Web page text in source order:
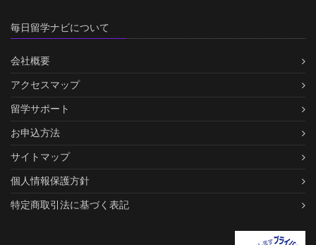
毎日留学ナビについて
会社概要
アクセスマップ
留学サポート
お申込方法
サイトマップ
個人情報保護方針
特定商取引法に基づく表記